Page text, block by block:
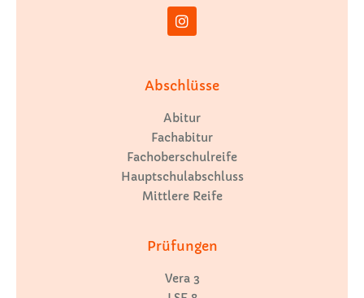
Abschlüsse
Abitur
Fachabitur
Fachoberschulreife
Hauptschulabschluss
Mittlere Reife
Prüfungen
Vera 3